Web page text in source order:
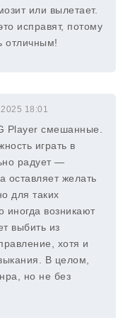
или вылетает.
исправят, потому
отличным!
18:01
Player смешанные.
играть в
радует —
оставляет желать
для таких
иногда возникают
выбить из
хотя и
В целом,
но не без